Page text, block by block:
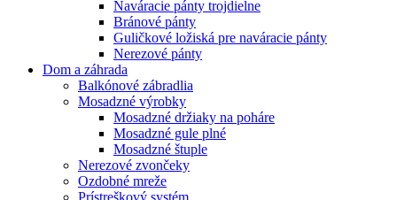
Naváracie pánty trojdielne
Bránové pánty
Guličkové ložiská pre naváracie pánty
Nerezové pánty
Dom a záhrada
Balkónové zábradlia
Mosadzné výrobky
Mosadzné držiaky na poháre
Mosadzné gule plné
Mosadzné štuple
Nerezové zvončeky
Ozdobné mreže
Prístreškový systém